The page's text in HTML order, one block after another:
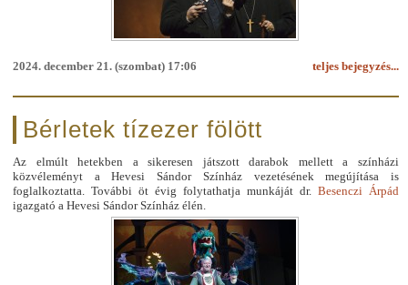
teljes bejegyzés...
2024. december 21. (szombat) 17:06
Bérletek tízezer fölött
Az elmúlt hetekben a sikeresen játszott darabok mellett a színházi
közvéleményt a Hevesi Sándor Színház vezetésének megújítása is
foglalkoztatta. További öt évig folytathatja munkáját dr. Besenczi Árpád
igazgató a Hevesi Sándor Színház élén.